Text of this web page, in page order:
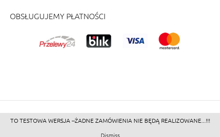
OBSŁUGUJEMY PŁATNOŚCI
©2026 - Zacienione.pl<br>
TO TESTOWA WERSJA --ŻADNE ZAMÓWIENIA NIE BĘDĄ REALIZOWANE...!!!
Dismiss